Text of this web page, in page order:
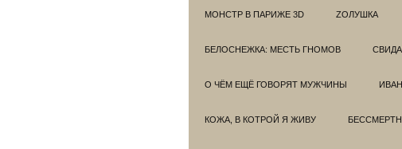
МОНСТР В ПАРИЖЕ 3D ZОЛУШКА
БЕЛОСНЕЖКА: МЕСТЬ ГНОМОВ
О ЧЁМ ЕЩЁ ГОВОРЯТ МУЖЧИНЫ
КОЖА, В КОТРОЙ Я ЖИВУ